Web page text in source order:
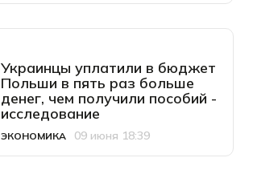
Украинцы уплатили в бюджет
Польши в пять раз больше
денег, чем получили пособий -
исследование
Категория
ЭКОНОМИКА
Дата публикации
09 июня 18:39